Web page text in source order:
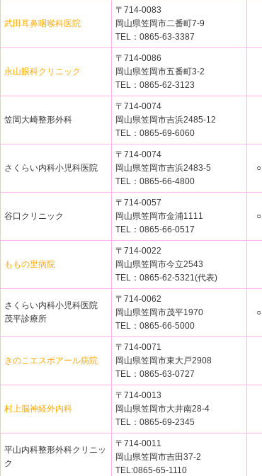
武田耳鼻咽喉科医院
〒714-0083
岡山県笠岡市二番町7-9
TEL：0865-63-3387
永山眼科クリニック
〒714-0086
岡山県笠岡市五番町3-2
TEL：0865-62-3123
笠岡大崎整形外科
〒714-0074
岡山県笠岡市吉浜2485-12
TEL：0865-69-6060
さくらい内科小児科医院
〒714-0074
岡山県笠岡市吉浜2483-5
TEL：0865-66-4800
○
谷口クリニック
〒714-0057
岡山県笠岡市金浦1111
TEL：0865-66-0517
○
ももの里病院
〒714-0022
岡山県笠岡市今立2543
TEL：0865-62-5321(代表)
さくらい内科小児科医院
茂平診療所
〒714-0062
岡山県笠岡市茂平1970
TEL：0865-66-5000
○
きのこエスポアール病院
〒714-0071
岡山県笠岡市東大戸2908
TEL：0865-63-0727
村上脳神経外内科
〒714-0013
岡山県笠岡市大井南28-4
TEL：0865-69-2345
平山内科整形外科クリニッ
ク
〒714-0011
岡山県笠岡市吉田37-2
TEL:0865-65-1110